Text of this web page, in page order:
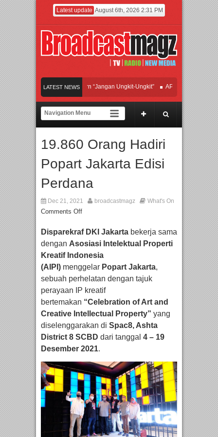
Latest update August 6th, 2026 2:31 PM
LATEST NEWS
Hadirkan Hipdut Modern “Jangan Ungkit-Ungkit” APMF 2026 Dorong
Perpaduan Warisan Dan Semangat Lokal, BIRKENSTOCK INDONESIA
Orchestra Presents The Beatles & Queen – feat. Marcello Tahitoe dan
19.860 Orang Hadiri
Popart Jakarta Edisi
Perdana
Dec 21, 2021 broadcastmagz What's On
Comments Off
Disparekraf DKI Jakarta bekerja sama
dengan Asosiasi Intelektual Properti
Kreatif Indonesia
(AIPI) menggelar Popart Jakarta,
sebuah perhelatan dengan tajuk
perayaan IP kreatif
bertemakan “Celebration of Art and
Creative Intellectual Property” yang
diselenggarakan di Spac8, Ashta
District 8 SCBD dari tanggal 4 – 19
Desember 2021.